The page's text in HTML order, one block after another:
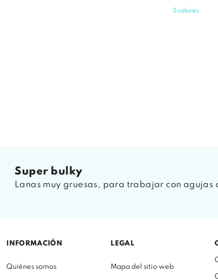
base
5 colores
super bulky
Lanas muy gruesas, para trabajar con
INFORMACIÓN
Quiénes somos
LEGAL
Mapa del sitio web